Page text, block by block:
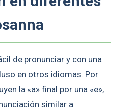
de pronunciar y con una
en otros idiomas. Por
la «a» final por una «e»,
similar a